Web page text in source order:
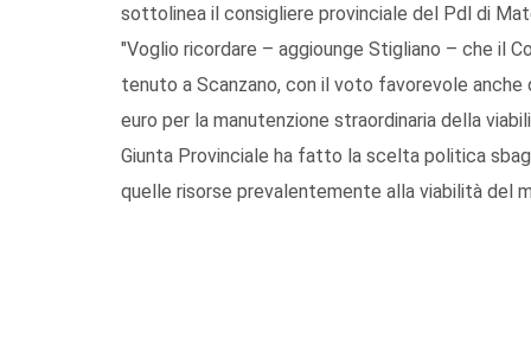
sottolinea il consigliere provinciale del Pdl di
"Voglio ricordare – aggiounge Stigliano – che il
tenuto a Scanzano, con il voto favorevole
euro per la manutenzione straordinaria della
Giunta Provinciale ha fatto la scelta politica
quelle risorse prevalentemente alla viabilità del